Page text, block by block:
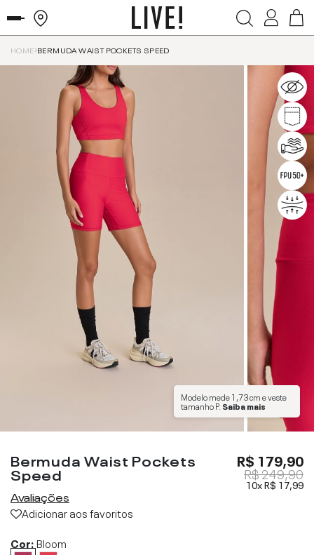
HOME BERMUDA WAIST POCKETS SPEED
Modelo mede1,73 cme veste
tamanhoP. Saiba mais
Bermuda Waist Pockets
Speed
Avaliações
Adicionar aos favoritos
R$ 179,90
R$ 249,90
10xR$ 17,99
Cor:Bloom